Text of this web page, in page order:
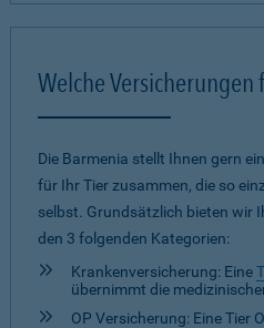
Welche Versicherungen
Die Barmenia stellt Ihnen gern
für Ihr Tier zusammen, die so
selbst. Grundsätzlich bieten wir
den 3 folgenden Kategorien:
Krankenversicherung: Eine
übernimmt die
OP Versicherung: Eine Tier